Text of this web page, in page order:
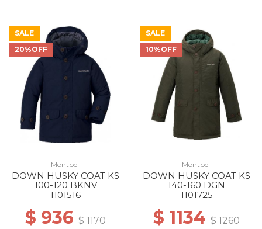
SALE
20%OFF
Montbell
DOWN HUSKY COAT KS
100-120 BKNV
1101516
$ 936 $ 1170
SALE
10%OFF
Montbell
DOWN HUSKY COAT KS
140-160 DGN
1101725
$ 1134 $ 1260